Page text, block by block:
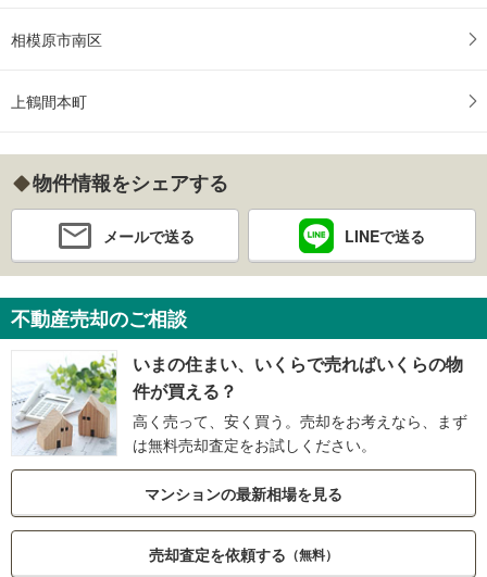
相模原市南区
上鶴間本町
物件情報をシェアする
メールで送る LINEで送る
不動産売却のご相談
いまの住まい、いくらで売ればいくらの物
件が買える？
高く売って、安く買う。売却をお考えなら、まず
は無料売却査定をお試しください。
マンションの最新相場を見る
売却査定を依頼する （無料）